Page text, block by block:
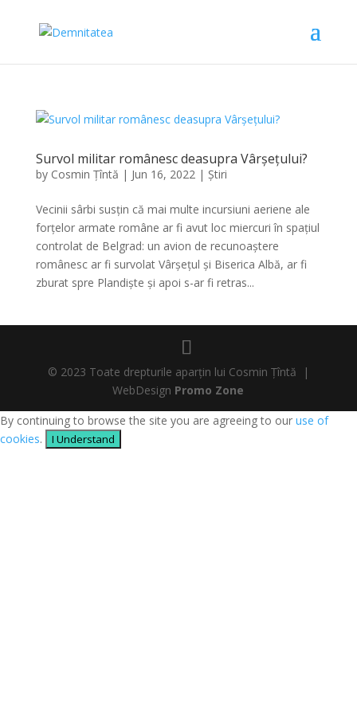
Survol militar românesc deasupra Vârșețului?
by Cosmin Țîntă | Jun 16, 2022| Știri
Vecinii sârbi susțin că mai multe incursiuni aeriene ale
forțelor armate române ar fi avut loc miercuri în spațiul
controlat de Belgrad: un avion de recunoaștere
românesc ar fi survolat Vârșețul și Biserica Albă, ar fi
zburat spre Plandiște și apoi s-ar fi retras...
© 2023 Toate drepturile aparțin lui Cosmin Țîntă |
WebDesign Promo Zone
By continuing to browse the site you are agreeing to our use of
cookies. I Understand